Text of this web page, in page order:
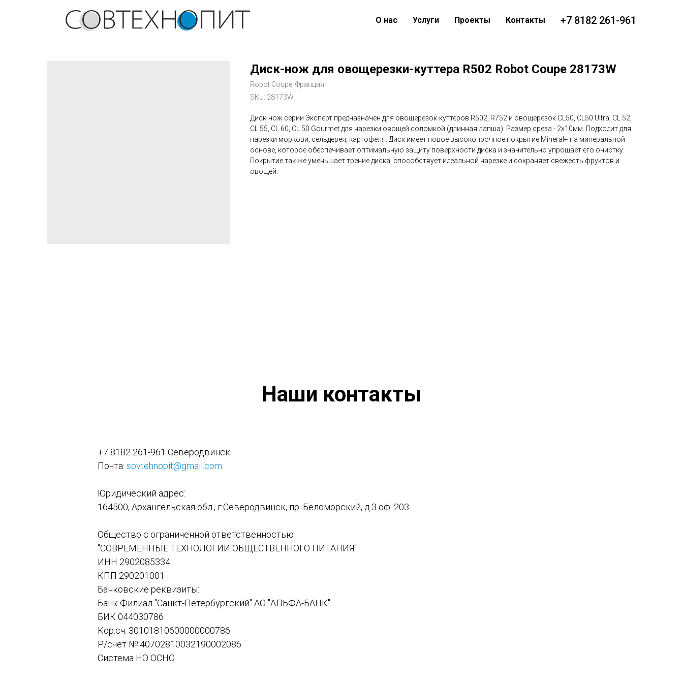
О нас Услуги Проекты Контакты +7 8182 261-961
Диск-нож для овощерезки-куттера R502 Robot Coupe 28173W
Robot Coupe, Франция
SKU: 28173W
Диск-нож серии Эксперт предназначен для овощерезок-куттеров R502, R752 и овощерезок CL50, CL50 Ultra, CL 52,
CL 55, CL 60, CL 50 Gourmet для нарезки овощей соломкой (длинная лапша). Размер среза - 2x10мм. Подходит для
нарезки моркови, сельдерея, картофеля. Диск имеет новое высокопрочное покрытие Mineral+ на минеральной
основе, которое обеспечивает оптимальную защиту поверхности диска и значительно упрощает его очистку.
Покрытие так же уменьшает трение диска, способствует идеальной нарезке и сохраняет свежесть фруктов и
овощей.
Наши контакты
+7 8182 261-961 Северодвинск
Почта: sovtehnopit@gmail.com
Юридический адрес:
164500, Архангельская обл., г.Северодвинск, пр. Беломорский, д.3 оф. 203
Общество с ограниченной ответственностью
"СОВРЕМЕННЫЕ ТЕХНОЛОГИИ ОБЩЕСТВЕННОГО ПИТАНИЯ"
ИНН 2902085334
КПП 290201001
Банковские реквизиты:
Банк Филиал "Санкт-Петербургский" АО "АЛЬФА-БАНК"
БИК 044030786
Кор.сч. 30101810600000000786
Р/счет № 40702810032190002086
Система НО ОСНО